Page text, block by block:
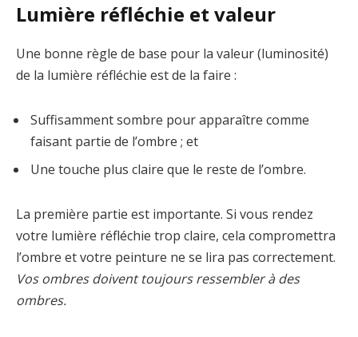
Lumière réfléchie et valeur
Une bonne règle de base pour la valeur (luminosité)
de la lumière réfléchie est de la faire :
Suffisamment sombre pour apparaître comme
faisant partie de l’ombre ; et
Une touche plus claire que le reste de l’ombre.
La première partie est importante. Si vous rendez
votre lumière réfléchie trop claire, cela compromettra
l’ombre et votre peinture ne se lira pas correctement.
Vos ombres doivent toujours ressembler à des
ombres.